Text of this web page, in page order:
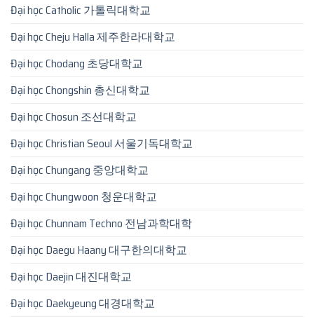
Đại học Catholic 가톨릭대학교
Đại học Cheju Halla 제주한라대학교
Đại học Chodang 초당대학교
Đại học Chongshin 총신대학교
Đại học Chosun 조선대학교
Đại học Christian Seoul 서울기독대학교
Đại học Chungang 중앙대학교
Đại học Chungwoon 청운대학교
Đại học Chunnam Techno 전남과학대학
Đại học Daegu Haany 대구한의대학교
Đại học Daejin 대진대학교
Đại học Daekyeung 대경대학교